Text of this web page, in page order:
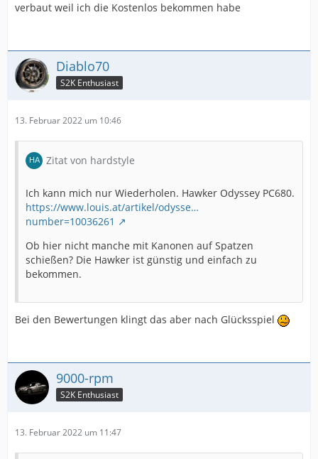
verbaut weil ich die Kostenlos bekommen habe
Diablo70
S2K Enthusiast
13. Februar 2022 um 10:46
Zitat von hardstyle
Ich kann mich nur Wiederholen. Hawker Odyssey PC680.
https://www.louis.at/artikel/odysse…
number=10036261
Ob hier nicht manche mit Kanonen auf Spatzen
schießen? Die Hawker ist günstig und einfach zu
bekommen.
Bei den Bewertungen klingt das aber nach Glücksspiel
9000-rpm
S2K Enthusiast
13. Februar 2022 um 11:47